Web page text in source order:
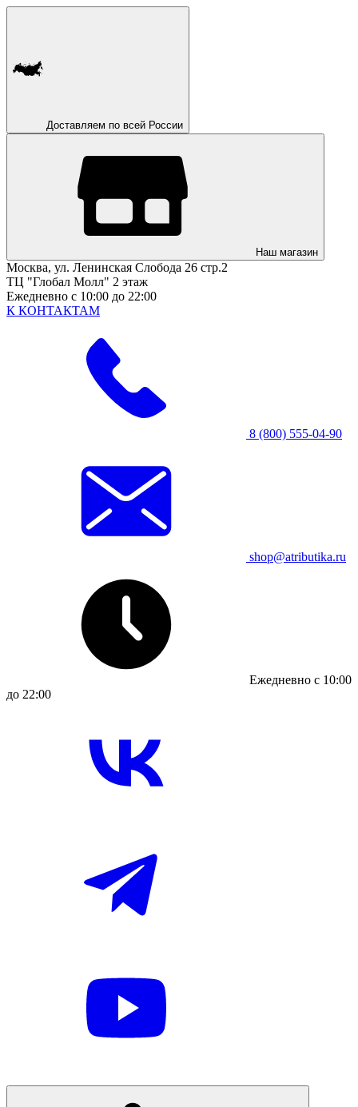
Доставляем по всей России
Наш магазин
Москва, ул. Ленинская Слобода 26 стр.2
ТЦ "Глобал Молл" 2 этаж
Ежедневно с 10:00 до 22:00
К КОНТАКТАМ
8 (800) 555-04-90
shop@atributika.ru
Ежедневно с 10:00
до 22:00